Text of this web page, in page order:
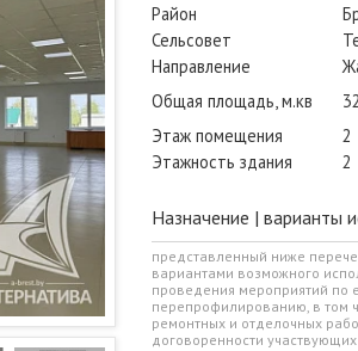
Район
Сельсовет
Направление
Общая площадь, м.кв
Этаж помещения
2
Этажность здания
2
Назначение | варианты
представленный ниже
вариантами возможного
проведения мероприятий по
перепрофилированию, в том
ремонтных и отделочных
договоренности